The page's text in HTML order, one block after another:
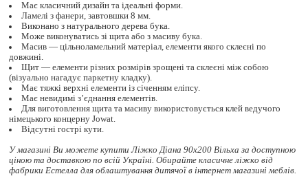
Має класичний дизайн та ідеальні форми.
Ламелі з фанери, завтовшки 8 мм.
Виконано з натурального дерева бука.
Може виконуватись зі щита або з масиву бука.
Масив — цільноламельний матеріал, елементи якого склеєні по
довжині.
Щит — елементи різних розмірів зрощені та склеєні між собою
(візуально нагадує паркетну кладку).
Має тяжкі верхні елементи із січенням еліпсу.
Має невидимі з’єднання елементів.
Для виготовлення щита та масиву використовується клей ведучого
німецького концерну Jowat.
Відсутні гострі кути.
У магазині Ви можете купити Ліжко Діана 90x200 Вільха за доступною
ціною та доставкою по всій Україні. Обирайте класичне ліжковід
фабрики Естелла для облаштування дитячої в інтернет магазині меблів.